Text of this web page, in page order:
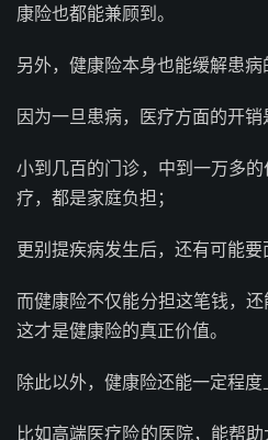
康险也都能兼顾到。
另外，健康险本身也能缓解患病
因为一旦患病，医疗方面的开销
小到几百的门诊，中到一万多
疗，都是家庭负担；
更别提疾病发生后，还有可能要
而健康险不仅能分担这笔钱，还
这才是健康险的真正价值。
除此以外，健康险还能一定程度
比如高端医疗险的医院，能帮